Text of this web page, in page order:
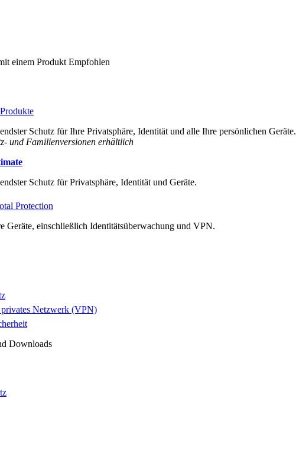
einem Produkt Empfohlen
Produkte
Schutz für Ihre Privatsphäre, Identität und alle Ihre persönlichen Geräte.
und Familienversionen erhältlich
Schutz für Privatsphäre, Identität und Geräte.
Protection
Geräte, einschließlich Identitätsüberwachung und VPN.
Netzwerk (VPN)
Downloads